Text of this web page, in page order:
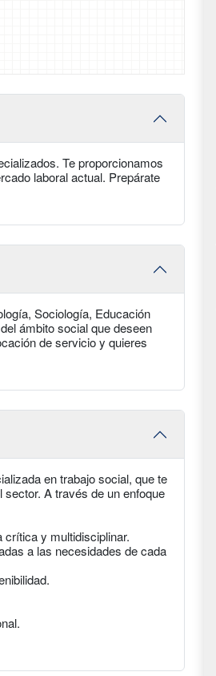
Te proporcionamos
laboral actual. Prepárate
Sociología, Educación
ámbito social que deseen
de servicio y quieres
en trabajo social, que te
A través de un enfoque
y multidisciplinar.
a las necesidades de cada